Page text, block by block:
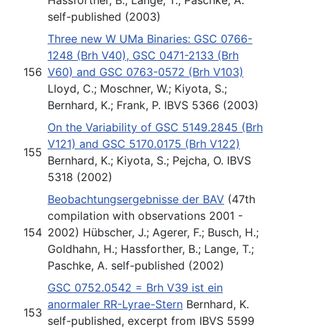
self-published (2003)
156
Three new W UMa Binaries: GSC 0766-
1248 (Brh V40), GSC 0471-2133 (Brh
V60) and GSC 0763-0572 (Brh V103)
Lloyd, C.; Moschner, W.; Kiyota, S.;
Bernhard, K.; Frank, P. IBVS 5366 (2003)
155
On the Variability of GSC 5149.2845 (Brh
V121) and GSC 5170.0175 (Brh V122)
Bernhard, K.; Kiyota, S.; Pejcha, O. IBVS
5318 (2002)
154
Beobachtungsergebnisse der BAV (47th
compilation with observations 2001 -
2002) Hübscher, J.; Agerer, F.; Busch, H.;
Goldhahn, H.; Hassforther, B.; Lange, T.;
Paschke, A. self-published (2002)
153
GSC 0752.0542 = Brh V39 ist ein
anormaler RR-Lyrae-Stern Bernhard, K.
self-published, excerpt from IBVS 5599